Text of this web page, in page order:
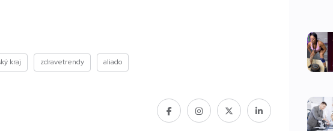
kraj zdravetrendy aliado